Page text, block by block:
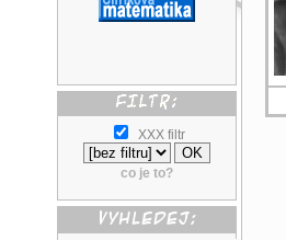
XXX filtr
co je to?